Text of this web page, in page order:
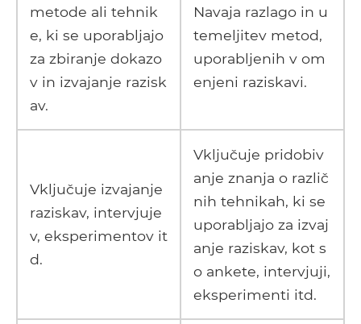
metode ali tehnik
e, ki se uporabljajo
za zbiranje dokazo
v in izvajanje razisk
av.
Navaja razlago in u
temeljitev metod,
uporabljenih v om
enjeni raziskavi.
Vključuje izvajanje
raziskav, intervjuje
v, eksperimentov it
d.
Vključuje pridobiv
anje znanja o različ
nih tehnikah, ki se
uporabljajo za izvaj
anje raziskav, kot s
o ankete, intervjuji,
eksperimenti itd.